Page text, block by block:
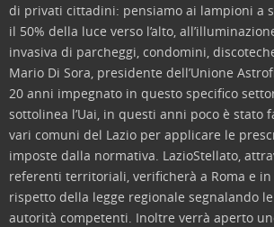
di privati cittadini: pensiamo ai lampioni a
il 50% della luce verso l’alto,
invasiva di parcheggi, condomini,
Mario Di Sora, presidente dell’Unione
20 anni impegnato in questo specifico
sottolinea l’Uai, in questi anni poco è stato
vari comuni del Lazio per applicare le
imposte dalla normativa. LazioStellato,
referenti territoriali, verificherà a Roma e
rispetto della legge regionale segnalando
autorità competenti. Inoltre verrà aperto